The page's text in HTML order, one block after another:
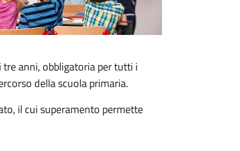
anni, obbligatoria per tutti i
della scuola primaria.
il cui superamento permette